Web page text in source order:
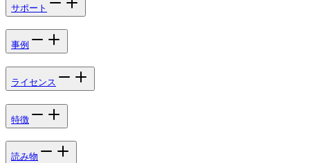
サポート
事例
ライセンス
特徴
読み物